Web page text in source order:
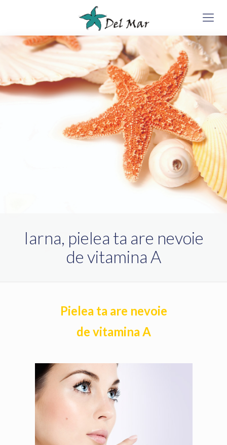
Iarna, pielea ta are nevoie
de vitamina A
Pielea ta are nevoie
de vitamina A